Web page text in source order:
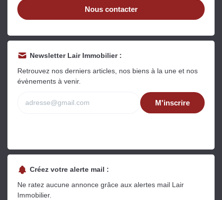
Estimer mon bien maintenant
Nous contacter
Newsletter Lair Immobilier :
Retrouvez nos derniers articles, nos biens à la une et nos
évènements à venir.
M'inscrire
Créez votre alerte mail :
Ne ratez aucune annonce grâce aux alertes mail Lair
Immobilier.